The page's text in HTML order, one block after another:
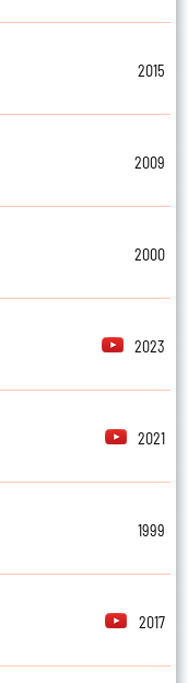
2015
2009
2000
2023
2021
1999
2017